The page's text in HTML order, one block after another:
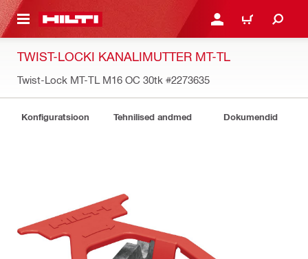
JUURDE LOGI SISSE VÕI
OSTUKORV
TWIST-LOCKI KANALIMUTTER MT-TL
Twist-Lock MT-TL M16 OC 30tk #2273635
Konfiguratsioon Tehnilised andmed Dokumendid